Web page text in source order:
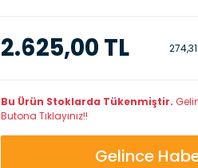
2.625,00 TL
Bu Ürün Stoklarda Tükenmiştir.
Butona Tıklayınız!!
Gelince